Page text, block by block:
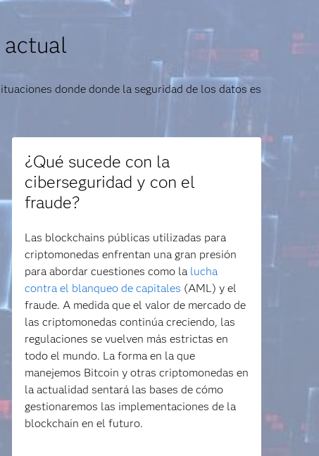
actual
donde donde la seguridad de los datos es
¿Qué sucede con la
ciberseguridad y con el
fraude?
Las blockchains públicas utilizadas para
criptomonedas enfrentan una gran presión
para abordar cuestiones como la lucha
contra el blanqueo de capitales (AML) y el
fraude. A medida que el valor de mercado de
las criptomonedas continúa creciendo, las
regulaciones se vuelven más estrictas en
todo el mundo. La forma en la que
manejemos Bitcoin y otras criptomonedas en
la actualidad sentará las bases de cómo
gestionaremos las implementaciones de la
blockchain en el futuro.